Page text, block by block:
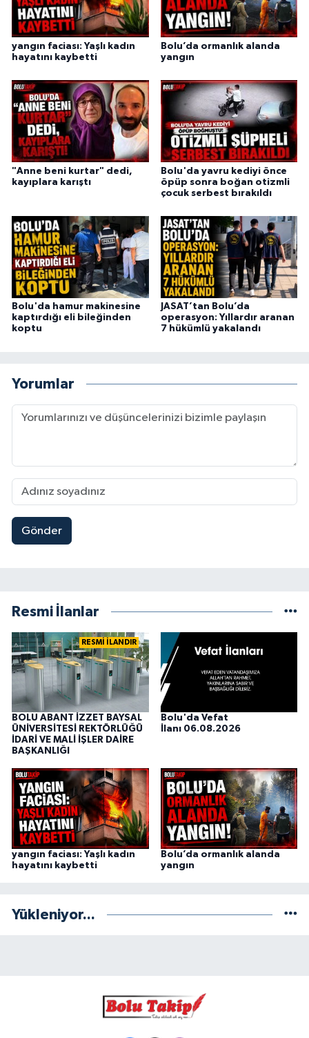
yangın faciası: Yaşlı kadın
hayatını kaybetti
Bolu’da ormanlık alanda
yangın
"Anne beni kurtar" dedi,
kayıplara karıştı
Bolu'da yavru kediyi önce
öpüp sonra boğan otizmli
çocuk serbest bırakıldı
Bolu'da hamur makinesine
kaptırdığı eli bileğinden
koptu
JASAT’tan Bolu’da
operasyon: Yıllardır aranan
7 hükümlü yakalandı
Yorumlar
Gönder
Resmi İlanlar
RESMİ İLANDIR
BOLU ABANT İZZET BAYSAL
ÜNİVERSİTESİ REKTÖRLÜĞÜ
İDARİ VE MALİ İŞLER DAİRE
BAŞKANLIĞI
Bolu'da Vefat
İlanı 06.08.2026
yangın faciası: Yaşlı kadın
hayatını kaybetti
Bolu’da ormanlık alanda
yangın
Yükleniyor...